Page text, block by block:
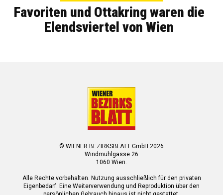
Favoriten und Ottakring waren die
Elendsviertel von Wien
© WIENER BEZIRKSBLATT GmbH 2026
Windmühlgasse 26
1060 Wien.
Alle Rechte vorbehalten. Nutzung ausschließlich für den privaten
Eigenbedarf. Eine Weiterverwendung und Reproduktion über den